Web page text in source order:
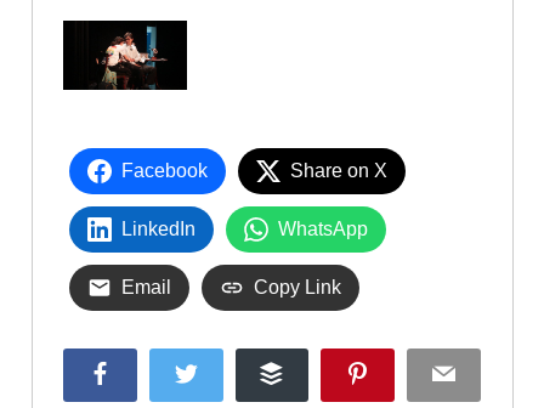
Facebook Share on X
LinkedIn WhatsApp
Email Copy Link
FacebookTwitter Buffer Pinterest Email